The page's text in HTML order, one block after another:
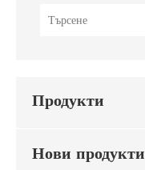
Продукти
Нови продукти